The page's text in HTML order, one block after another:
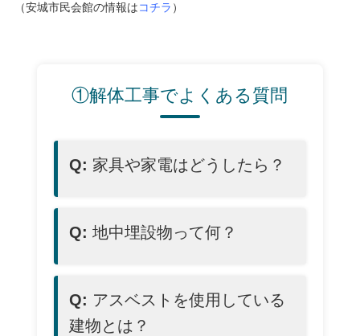
（安城市民会館の情報はコチラ ）
①解体工事でよくある質問
Q: 家具や家電はどうしたら？
Q: 地中埋設物って何？
Q: アスベストを使用している
建物とは？